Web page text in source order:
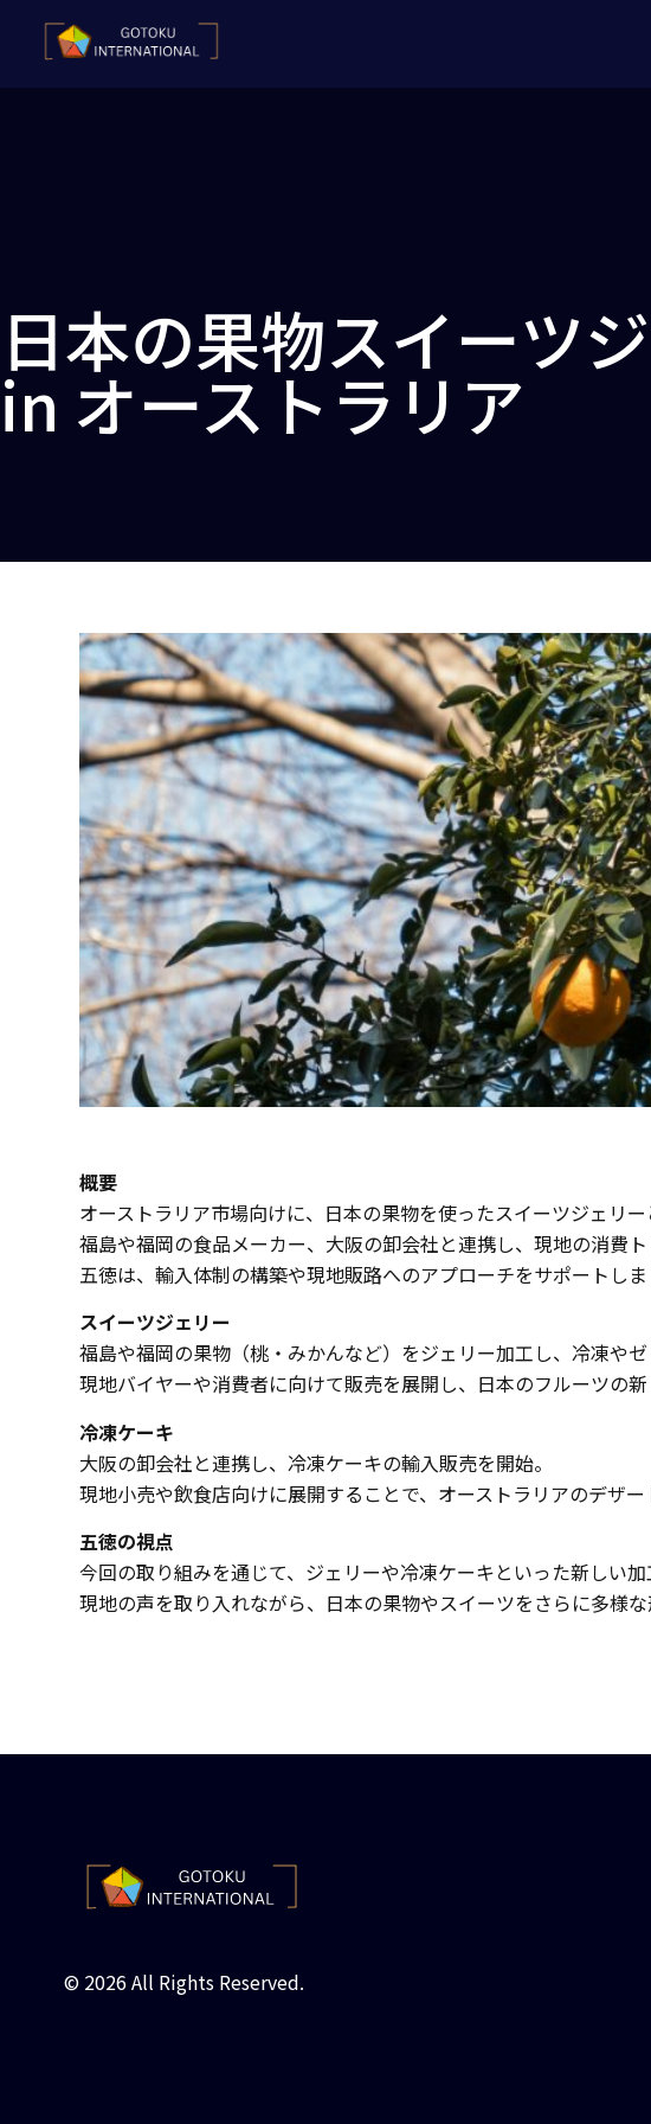
日本の果物スイーツ
in オーストラリア
概要
オーストラリア市場向けに、日本の果物を使ったスイーツジェリ
福島や福岡の食品メーカー、大阪の卸会社と連携し、現地の消費
五徳は、輸入体制の構築や現地販路へのアプローチをサポートしま
スイーツジェリー
福島や福岡の果物（桃・みかんなど）をジェリー加工し、冷凍やゼ
現地バイヤーや消費者に向けて販売を展開し、日本のフルーツの新
冷凍ケーキ
大阪の卸会社と連携し、冷凍ケーキの輸入販売を開始。
現地小売や飲食店向けに展開することで、オーストラリアのデザー
五徳の視点
今回の取り組みを通じて、ジェリーや冷凍ケーキといった新しい
現地の声を取り入れながら、日本の果物やスイーツをさらに多様な
© 2026 All Rights Reserved.